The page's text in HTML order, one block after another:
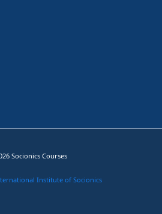
Socionics Courses
Institute of Socionics